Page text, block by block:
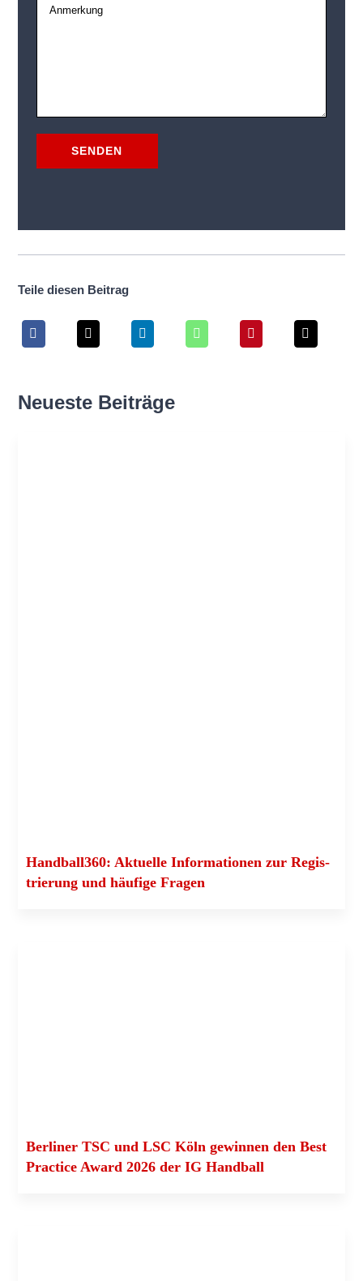
Tei­le die­sen Beitrag
Neu­es­te Beiträge
Handball360: Aktu­el­le Infor­ma­tio­nen zur Regis­
trie­rung und häu­fi­ge Fragen
Ber­li­ner TSC und LSC Köln gewin­nen den Best
Prac­ti­ce Award 2026 der IG Handball